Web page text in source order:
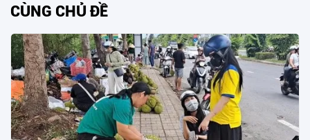
CÙNG CHỦ ĐỀ